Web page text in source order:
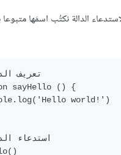
الدالة نكتُب اسمَها
sayHello () {
world!')